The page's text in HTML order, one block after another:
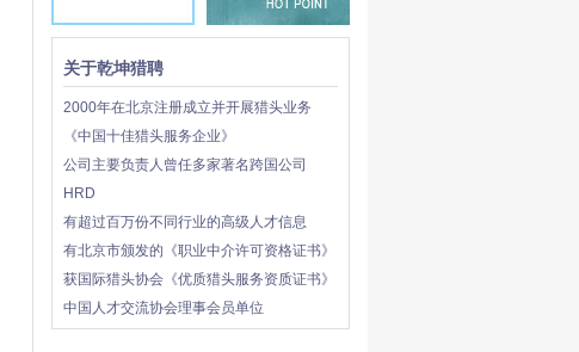
关于乾坤猎聘
2000年在北京注册成立并开展猎头业务
《中国十佳猎头服务企业》
公司主要负责人曾任多家著名跨国公司
HRD
有超过百万份不同行业的高级人才信息
有北京市颁发的《职业中介许可资格证书》
获国际猎头协会《优质猎头服务资质证书》
中国人才交流协会理事会员单位